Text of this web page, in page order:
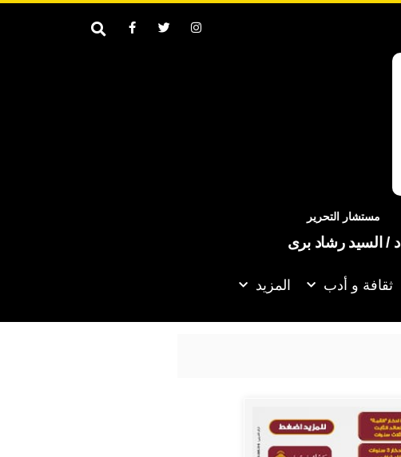
مستشار التحرير
د / السيد رشاد برى
ثقافة و أدب المزيد